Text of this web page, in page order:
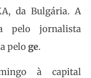
da Bulgária. A
pelo jornalista
pelo ge.
à capital